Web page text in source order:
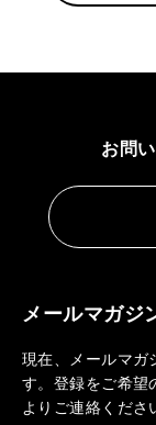
お問
メールマガジ
現在、メールマガ
す。登録をご希望
よりご連絡くださ